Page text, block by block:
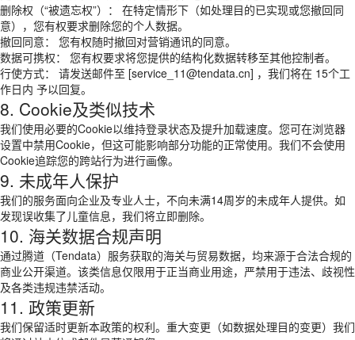
删除权（“被遗忘权”）： 在特定情形下（如处理目的已实现或您撤回同
意），您有权要求删除您的个人数据。
撤回同意： 您有权随时撤回对营销通讯的同意。
数据可携权： 您有权要求将您提供的结构化数据转移至其他控制者。
行使方式： 请发送邮件至 [service_11@tendata.cn] ，我们将在 15个工
作日内 予以回复。
8. Cookie及类似技术
我们使用必要的Cookie以维持登录状态及提升加载速度。您可在浏览器
设置中禁用Cookie，但这可能影响部分功能的正常使用。我们不会使用
Cookie追踪您的跨站行为进行画像。
9. 未成年人保护
我们的服务面向企业及专业人士，不向未满14周岁的未成年人提供。如
发现误收集了儿童信息，我们将立即删除。
10. 海关数据合规声明
通过腾道（Tendata）服务获取的海关与贸易数据，均来源于合法合规的
商业公开渠道。该类信息仅限用于正当商业用途，严禁用于违法、歧视性
及各类违规违禁活动。
11. 政策更新
我们保留适时更新本政策的权利。重大变更（如数据处理目的变更）我们